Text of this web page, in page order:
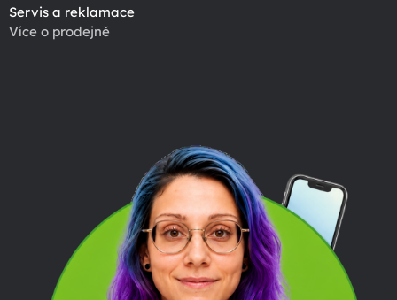
Servis a reklamace
Více o prodejně